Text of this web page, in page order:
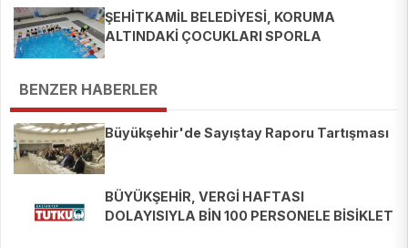
ŞEHİTKAMİL BELEDİYESİ, KORUMA
ALTINDAKİ ÇOCUKLARI SPORLA
BENZER HABERLER
Büyükşehir'de Sayıştay Raporu Tartışması
BÜYÜKŞEHİR, VERGİ HAFTASI
DOLAYISIYLA BİN 100 PERSONELE BİSİKLET